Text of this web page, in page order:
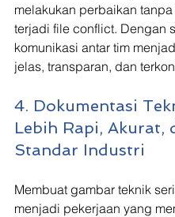
melakukan perbaikan
terjadi file conflict. Dengan
komunikasi antar tim
jelas, transparan, dan
4. Dokumentasi
Lebih Rapi, Akurat,
Standar Industri
Membuat gambar teknik
menjadi pekerjaan yang